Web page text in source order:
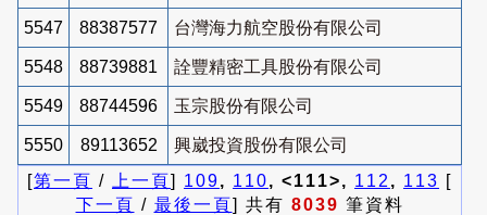
5547 88387577 台灣海力航空股份有限公司
5548 88739881 詮豐精密工具股份有限公司
5549 88744596 玉宗股份有限公司
5550 89113652
興崴投資股份有限公司
[第一頁 / 上一頁] 109, 110, <111>, 112 , 113 [
下一頁 / 最後一頁] 共有 8039 筆資料